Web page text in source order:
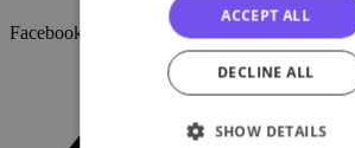
Facebook
ACCEPT ALL
DECLINE ALL
SHOW DETAILS